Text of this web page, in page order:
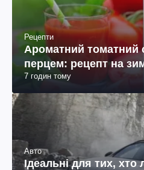
Рецепти
Ароматний томатний
перцем: рецепт на
7 годин тому
Авто
Ідеальні для тих, хто